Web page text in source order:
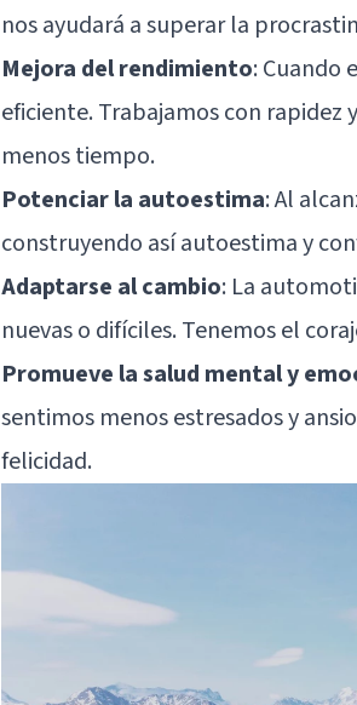
nos ayudará a superar la
Mejora del rendimiento: Cuando
eficiente. Trabajamos con
menos tiempo.
Potenciar la autoestima: Al
construyendo así autoestima y
Adaptarse al cambio: La
nuevas o difíciles. Tenemos el
Promueve la salud mental y
sentimos menos estresados ​​y
felicidad.